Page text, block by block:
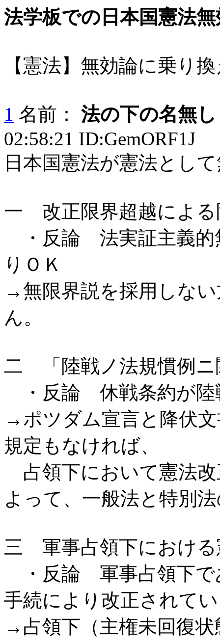
法学板での日本国憲法
【憲法】無効論に乗り
1 名前：
法の下の名無し
02:58:21 ID:GemORF1J
日本国憲法が憲法とし
一 改正限界超越による
・反論 法実証主義的
りＯＫ
→無限界説を採用しな
ん。
二 「陸戦ノ法規慣例ニ
・反論 休戦条約が陸
→ポツダム宣言と降伏
規定もなければ、
占領下において憲法
よって、一般法と特別
三 軍事占領下における
・反論 軍事占領下で
手続により改正されて
→占領下（主権未回復